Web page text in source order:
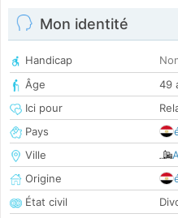
Mon identité
Handicap
Âge
49
Ici pour
Pays
Ville
Origine
État civil